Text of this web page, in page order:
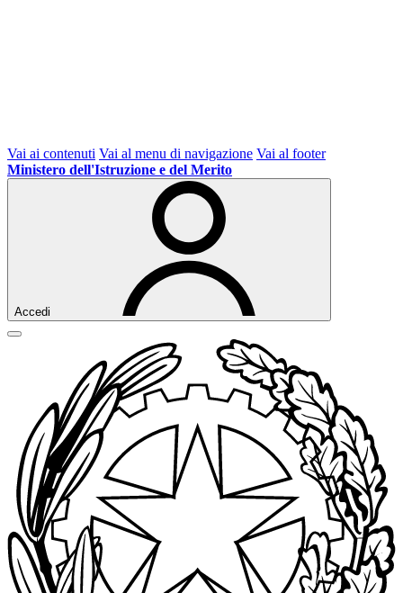
Vai ai contenuti Vai al menu di navigazione Vai al footer
Ministero dell'Istruzione e del Merito
Accedi